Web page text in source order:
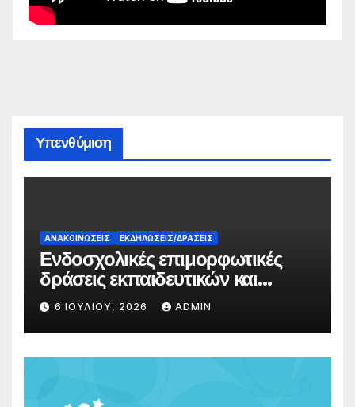
Υπενθύμιση
ΑΝΑΚΟΙΝΏΣΕΙΣ ΕΚΔΗΛΏΣΕΙΣ/ΔΡΆΣΕΙΣ
Ενδοσχολικές επιμορφωτικές
δράσεις εκπαιδευτικών και
γονέων
6 ΙΟΥΛΊΟΥ, 2026 ADMIN